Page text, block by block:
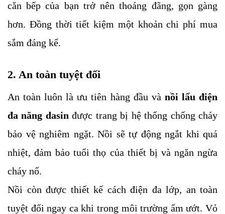
căn bếp của bạn trở nên thoáng đãng, gọn gàng
hơn. Đồng thời tiết kiệm một khoản chi phí mua
sắm đáng kể.
2. An toàn tuyệt đối
An toàn luôn là ưu tiên hàng đầu và nồi lẩu điện
đa năng dasinđược trang bị hệ thống chống cháy
bảo vệ nghiêm ngặt. Nồi sẽ tự động ngắt khi quá
nhiệt, đảm bảo tuổi thọ của thiết bị và ngăn ngừa
cháy nổ.
Nồi còn được thiết kế cách điện đa lớp, an toàn
tuyệt đối ngay ca khi trong môi trường ẩm ướt. Vỏ